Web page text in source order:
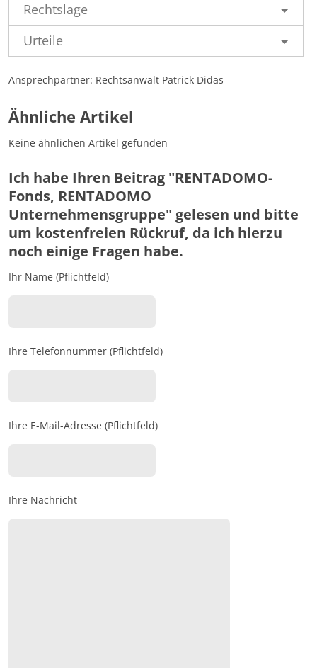
Rechtslage
Urteile
Ansprechpartner: Rechtsanwalt Patrick Didas
Ähnliche Artikel
Keine ähnlichen Artikel gefunden
Ich habe Ihren Beitrag "RENTADOMO-
Fonds, RENTADOMO
Unternehmensgruppe" gelesen und bitte
um kostenfreien Rückruf, da ich hierzu
noch einige Fragen habe.
Ihr Name (Pflichtfeld)
Ihre Telefonnummer (Pflichtfeld)
Ihre E-Mail-Adresse (Pflichtfeld)
Ihre Nachricht